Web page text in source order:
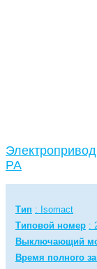
PA
Тип : Isomact
Типовой номер :
Выключающий
Время полного